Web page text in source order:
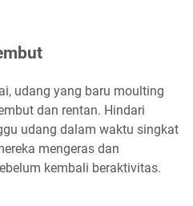
udang yang baru moulting
dan rentan. Hindari
udang dalam waktu singkat
mengeras dan
kembali beraktivitas.